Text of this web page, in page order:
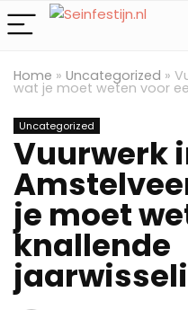
Home » Uncategorized »
wat je moet weten voor
Uncategorized
Vuurwerk
je moet
knallende